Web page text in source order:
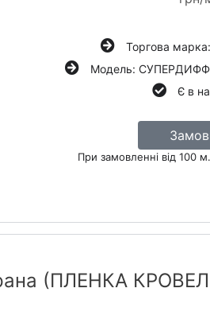
Торгова
Модель:
Є в
При замовленні від 100
(ПЛЕНКА